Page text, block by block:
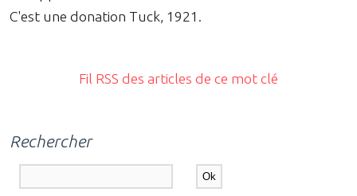
C'est une donation Tuck, 1921.
Fil RSS des articles de ce mot clé
Rechercher